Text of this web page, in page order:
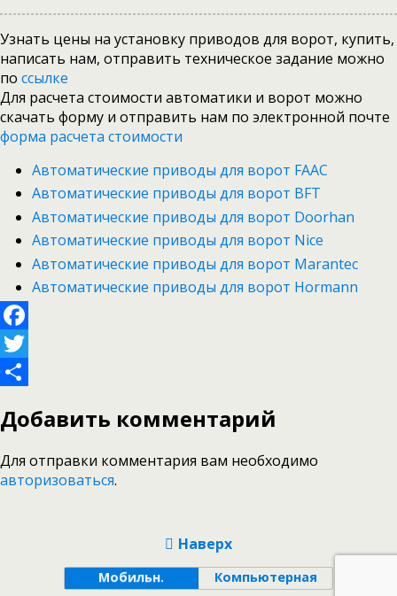
Узнать цены на установку приводов для ворот, купить,
написать нам, отправить техническое задание можно
по ссылке
Для расчета стоимости автоматики и ворот можно
скачать форму и отправить нам по электронной почте
форма расчета стоимости
Автоматические приводы для ворот FAAC
Автоматические приводы для ворот BFT
Автоматические приводы для ворот Doorhan
Автоматические приводы для ворот Nice
Автоматические приводы для ворот Marantec
Автоматические приводы для ворот Hormann
Facebook
Twitter
Добавить комментарий
Для отправки комментария вам необходимо
авторизоваться.
Наверх
Мобильн. Компьютерная